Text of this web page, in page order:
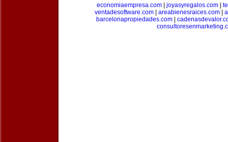
economiaempresa.com
joyasyregalos.com
ventadesoftware.com| areabienesraices.com|
barcelonapropiedades.com|